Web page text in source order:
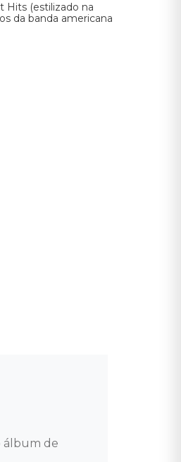
Hits (estilizado na
da banda americana
álbum de